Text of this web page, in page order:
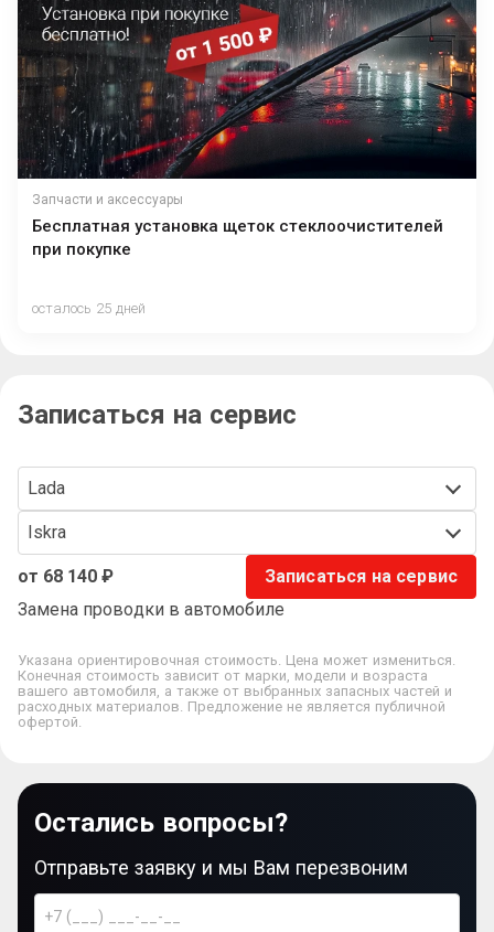
Запчасти и аксессуары
Бесплатная установка щеток стеклоочистителей
при покупке
осталось 25 дней
Записаться на сервис
Lada
Iskra
Замена проводки в автомобиле
от 68 140 ₽ Записаться на сервис
Указана ориентировочная стоимость. Цена может измениться.
Конечная стоимость зависит от марки, модели и возраста
вашего автомобиля, а также от выбранных запасных частей и
расходных материалов. Предложение не является публичной
офертой.
Остались вопросы?
Отправьте заявку и мы Вам перезвоним